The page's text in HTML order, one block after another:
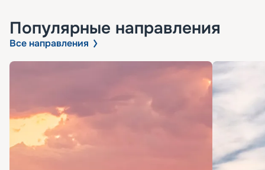
Популярные направления
Все направления